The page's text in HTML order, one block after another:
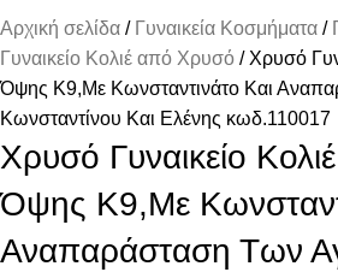
Αρχική σελίδα Γυναικεία Κοσμήματα
Γυναικείο Κολιέ από Χρυσό
Χρυσό
Όψης Κ9,Με Κωνσταντινάτο Και
Κωνσταντίνου Και Ελένης κωδ.110017
Χρυσό Γυναικείο
Όψης Κ9,Με
Αναπαράσταση Των